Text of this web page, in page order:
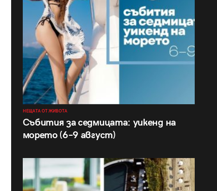
НЕЩАТА ОТ ЖИВОТА
Събития за седмицата: уикенд на
морето (6–9 август)